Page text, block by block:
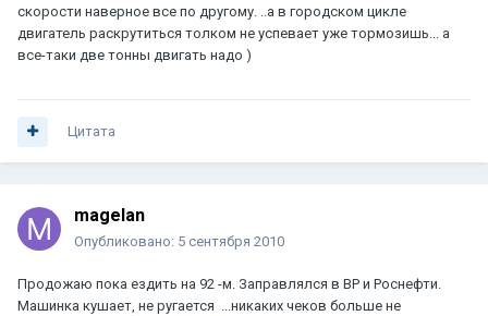
скорости наверное все по другому. ..а в городском цикле
двигатель раскрутиться толком не успевает уже тормозишь... а
все-таки две тонны двигать надо )
Цитата
magelan
Опубликовано: 5 сентября 2010
Продожаю пока ездить на 92 -м. Заправлялся в BP и Роснефти.
Машинка кушает, не ругается ...никаких чеков больше не